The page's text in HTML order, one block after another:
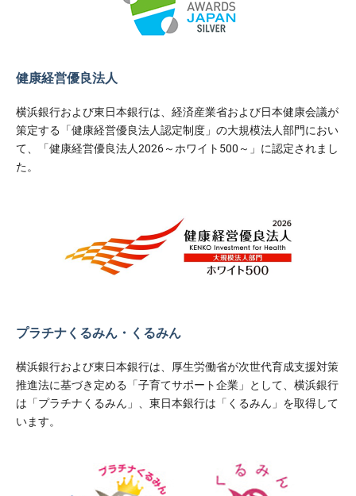
健康経営優良法人
横浜銀行および東日本銀行は、経済産業省および日本健康会議が
策定する「健康経営優良法人認定制度」の大規模法人部門におい
て、「健康経営優良法人2026～ホワイト500～」に認定されまし
た。
プラチナくるみん・くるみん
横浜銀行および東日本銀行は、厚生労働省が次世代育成支援対策
推進法に基づき定める「子育てサポート企業」として、横浜銀行
は「プラチナくるみん」、東日本銀行は「くるみん」を取得して
います。